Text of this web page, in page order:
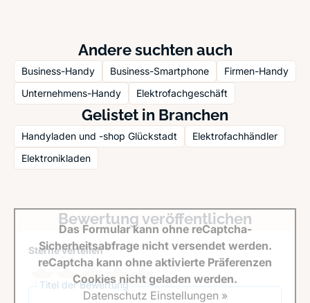
Andere suchten auch
Business-Handy Business-Smartphone
Firmen-Handy
Unternehmens-Handy
Elektrofachgeschäft
Gelistet in Branchen
Handyladen und -shop Glückstadt
Elektrofachhändler
Elektronikladen
Bewertung veröffentlichen
Sterne verteilen *
Titel der Bewertung
Das Formular kann ohne reCaptcha-
Sicherheitsabfrage nicht versendet werden.
reCaptcha kann ohne aktivierte Präferenzen
Cookies nicht geladen werden.
Datenschutz Einstellungen »